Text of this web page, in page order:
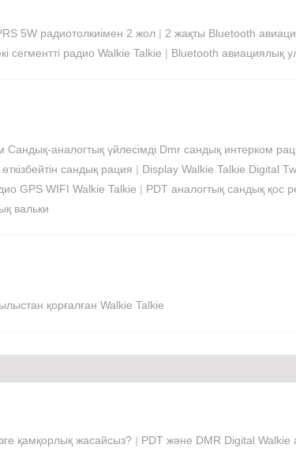
5W радиотолкиімен 2 жол | 2 жақты Bluetooth
сегментті радио Walkie Talkie | Bluetooth авиациялық
Сандық-аналогтық үйлесімді Dmr сандық интерком
сандық рация | Display Walkie Talkie Digital
GPS WIFI Walkie Talkie | PDT аналогтық сандық қос
вальки
қорғалған Walkie Talkie
қамқорлық жасайсыз? | PDT және DMR Digital